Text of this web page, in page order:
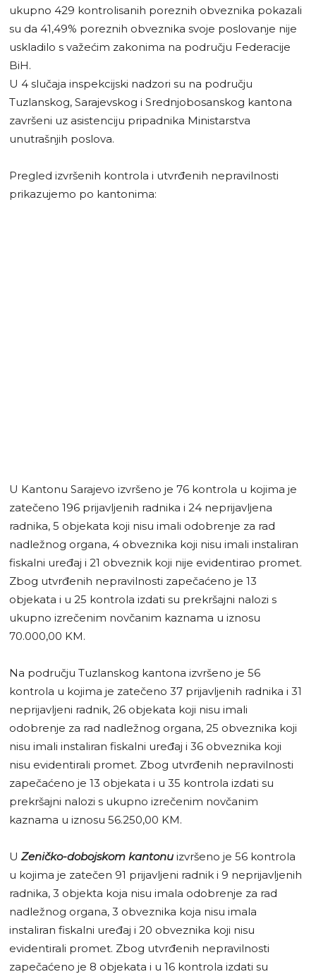
ukupno 429 kontrolisanih poreznih obveznika pokazali
su da 41,49% poreznih obveznika svoje poslovanje nije
uskladilo s važećim zakonima na području Federacije
BiH.
U 4 slučaja inspekcijski nadzori su na području
Tuzlanskog, Sarajevskog i Srednjobosanskog kantona
završeni uz asistenciju pripadnika Ministarstva
unutrašnjih poslova.
Pregled izvršenih kontrola i utvrđenih nepravilnosti
prikazujemo po kantonima:
U Kantonu Sarajevo izvršeno je 76 kontrola u kojima je
zatečeno 196 prijavljenih radnika i 24 neprijavljena
radnika, 5 objekata koji nisu imali odobrenje za rad
nadležnog organa, 4 obveznika koji nisu imali instaliran
fiskalni uređaj i 21 obveznik koji nije evidentirao promet.
Zbog utvrđenih nepravilnosti zapečaćeno je 13
objekata i u 25 kontrola izdati su prekršajni nalozi s
ukupno izrečenim novčanim kaznama u iznosu
70.000,00 KM.
Na području Tuzlanskog kantona izvršeno je 56
kontrola u kojima je zatečeno 37 prijavljenih radnika i 31
neprijavljeni radnik, 26 objekata koji nisu imali
odobrenje za rad nadležnog organa, 25 obveznika koji
nisu imali instaliran fiskalni uređaj i 36 obveznika koji
nisu evidentirali promet. Zbog utvrđenih nepravilnosti
zapečaćeno je 13 objekata i u 35 kontrola izdati su
prekršajni nalozi s ukupno izrečenim novčanim
kaznama u iznosu 56.250,00 KM.
U Zeničko-dobojskom kantonu izvršeno je 56 kontrola
u kojima je zatečen 91 prijavljeni radnik i 9 neprijavljenih
radnika, 3 objekta koja nisu imala odobrenje za rad
nadležnog organa, 3 obveznika koja nisu imala
instaliran fiskalni uređaj i 20 obveznika koji nisu
evidentirali promet. Zbog utvrđenih nepravilnosti
zapečaćeno je 8 objekata i u 16 kontrola izdati su